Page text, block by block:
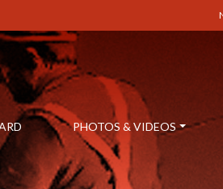
PHOTOS & VIDEOS